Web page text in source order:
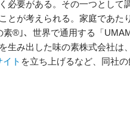
必要がある。その一つとして
とが考えられる。家庭であた
素®｣、世界で通用する「
生み出した味の素株式会社は
イト を立ち上げるなど、同社